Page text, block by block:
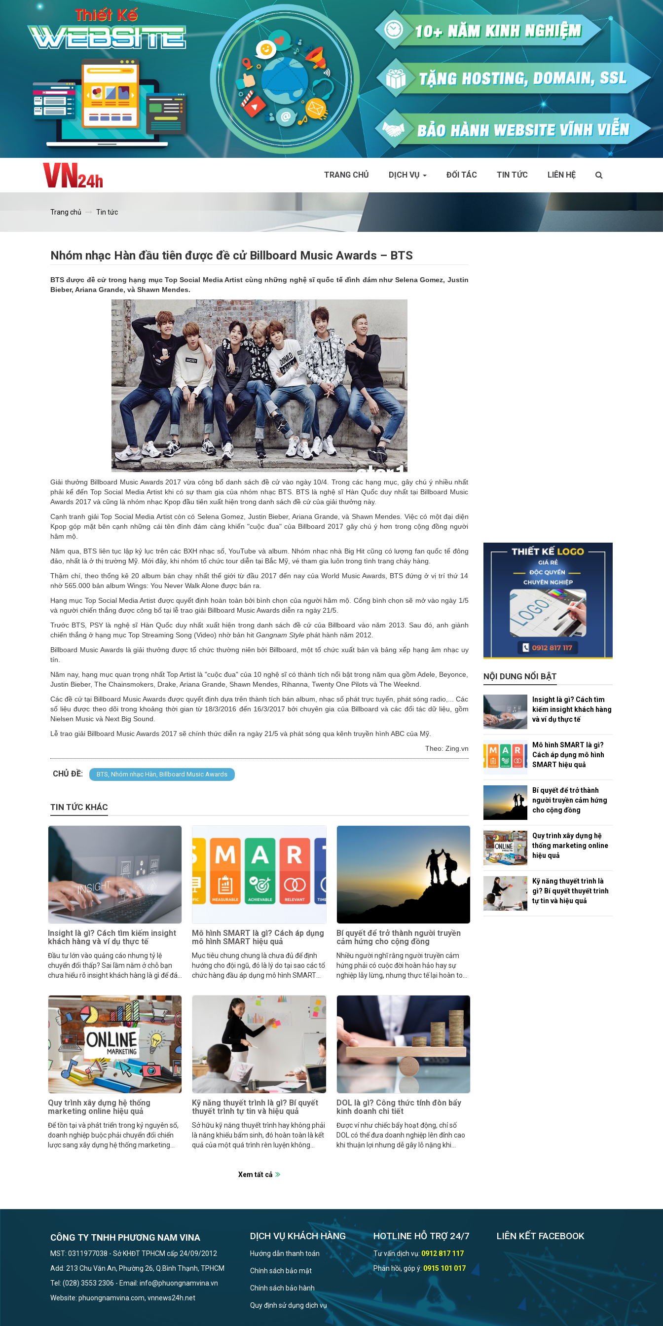
TRANG CHỦ DỊCH VỤ ĐỐI TÁC TIN TỨC LIÊN HỆ
Trang chủ Tin tức
Nhóm nhạc Hàn đầu tiên được đề cử Billboard Music Awards – BTS
BTS được đề cử trong hạng mục Top Social Media Artist cùng những nghệ sĩ quốc tế đình đám như Selena Gomez, Justin
Bieber, Ariana Grande, và Shawn Mendes.
Giải thưởng Billboard Music Awards 2017 vừa công bố danh sách đề cử vào ngày 10/4. Trong các hạng mục, gây chú ý nhiều nhất
phải kể đến Top Social Media Artist khi có sự tham gia của nhóm nhạc BTS. BTS là nghệ sĩ Hàn Quốc duy nhất tại Billboard Music
Awards 2017 và cũng là nhóm nhạc Kpop đầu tiên xuất hiện trong danh sách đề cử của giải thưởng này.
Cạnh tranh giải Top Social Media Artist còn có Selena Gomez, Justin Bieber, Ariana Grande, và Shawn Mendes. Việc có một đại diện
Kpop góp mặt bên cạnh những cái tên đình đám càng khiến "cuộc đua" của Billboard 2017 gây chú ý hơn trong cộng đồng người
hâm mộ.
Năm qua, BTS liên tục lập kỷ lục trên các BXH nhạc số, YouTube và album. Nhóm nhạc nhà Big Hit cũng có lượng fan quốc tế đông
đảo, nhất là ở thị trường Mỹ. Mới đây, khi nhóm tổ chức tour diễn tại Bắc Mỹ, vé tham gia luôn trong tình trạng cháy hàng.
Thậm chí, theo thống kê 20 album bán chạy nhất thế giới từ đầu 2017 đến nay của World Music Awards, BTS đứng ở vị trí thứ 14
nhờ 565.000 bản album Wings: You Never Walk Alone được bán ra.
Hạng mục Top Social Media Artist được quyết định hoàn toàn bởi bình chọn của người hâm mộ. Cổng bình chọn sẽ mở vào ngày 1/5
và người chiến thắng được công bố tại lễ trao giải Billboard Music Awards diễn ra ngày 21/5.
Trước BTS, PSY là nghệ sĩ Hàn Quốc duy nhất xuất hiện trong danh sách đề cử của Billboard vào năm 2013. Sau đó, anh giành
chiến thắng ở hạng mục Top Streaming Song (Video) nhờ bản hit Gangnam Style phát hành năm 2012.
Billboard Music Awards là giải thưởng được tổ chức thường niên bởi Billboard, một tổ chức xuất bản và bảng xếp hạng âm nhạc uy
tín.
Năm nay, hạng mục quan trọng nhất Top Artist là "cuộc đua" của 10 nghệ sĩ có thành tích nổi bật trong năm qua gồm Adele, Beyonce,
Justin Bieber, The Chainsmokers, Drake, Ariana Grande, Shawn Mendes, Rihanna, Twenty One Pilots và The Weeknd.
Các đề cử tại Billboard Music Awards được quyết định dựa trên thành tích bán album, nhạc số phát trực tuyến, phát sóng radio,... Các
số liệu được theo dõi trong khoảng thời gian từ 18/3/2016 đến 16/3/2017 bởi chuyên gia của Billboard và các đối tác dữ liệu, gồm
Nielsen Music và Next Big Sound.
Lễ trao giải Billboard Music Awards 2017 sẽ chính thức diễn ra ngày 21/5 và phát sóng qua kênh truyền hình ABC của Mỹ.
Theo: Zing.vn
CHỦ ĐỀ: BTS, Nhóm nhạc Hàn, Billboard Music Awards
TIN TỨC KHÁC
Insight là gì? Cách tìm kiếm insight
khách hàng và ví dụ thực tế
Đầu tư lớn vào quảng cáo nhưng tỷ lệ
chuyển đổi thấp? Sai lầm nằm ở chỗ bạn
chưa hiểu rõ insight khách hàng là gì để đáp
Mô hình SMART là gì? Cách áp dụng
mô hình SMART hiệu quả
Mục tiêu chung chung là chưa đủ để định
hướng cho đội ngũ, đó là lý do tại sao các tổ
chức hàng đầu áp dụng mô hình SMART
Bí quyết để trở thành người truyền
cảm hứng cho cộng đồng
Nhiều người nghĩ rằng người truyền cảm
hứng phải có cuộc đời hoàn hảo hay sự
nghiệp lẫy lừng, nhưng thực tế lại hoàn toàn
Quy trình xây dựng hệ thống
marketing online hiệu quả
Để tồn tại và phát triển trong kỷ nguyên số,
doanh nghiệp buộc phải chuyển đổi chiến
lược sang xây dựng hệ thống marketing
Kỹ năng thuyết trình là gì? Bí quyết
thuyết trình tự tin và hiệu quả
Sở hữu kỹ năng thuyết trình hay không phải
là năng khiếu bẩm sinh, đó hoàn toàn là kết
quả của một quá trình rèn luyện không
DOL là gì? Công thức tính đòn bẩy
kinh doanh chi tiết
Được ví như chiếc bẩy hoạt động, chỉ số
DOL có thể đưa doanh nghiệp lên đỉnh cao
khi thuận lợi nhưng dễ gây lỗ nặng khi
Xem tất cả
NỘI DUNG NỔI BẬT
Insight là gì? Cách tìm
kiếm insight khách hàng
và ví dụ thực tế
Mô hình SMART là gì?
Cách áp dụng mô hình
SMART hiệu quả
Bí quyết để trở thành
người truyền cảm hứng
cho cộng đồng
Quy trình xây dựng hệ
thống marketing online
hiệu quả
Kỹ năng thuyết trình là
gì? Bí quyết thuyết trình
tự tin và hiệu quả
CÔNG TY TNHH PHƯƠNG NAM VINA
MST: 0311977038 - Sở KHĐT TPHCM cấp 24/09/2012
Add: 213 Chu Văn An, Phường 26, Q.Bình Thạnh, TPHCM
Tel: (028) 3553 2306 - Email: info@phuongnamvina.vn
Website: phuongnamvina.com, vnnews24h.net
DỊCH VỤ KHÁCH HÀNG
Hướng dẫn thanh toán
Chính sách bảo mật
Chính sách bảo hành
Quy định sử dụng dịch vụ
HOTLINE HỖ TRỢ 24/7
Tư vấn dịch vụ: 0912 817 117
Phản hồi, góp ý: 0915 101 017
LIÊN KẾT FACEBOOK